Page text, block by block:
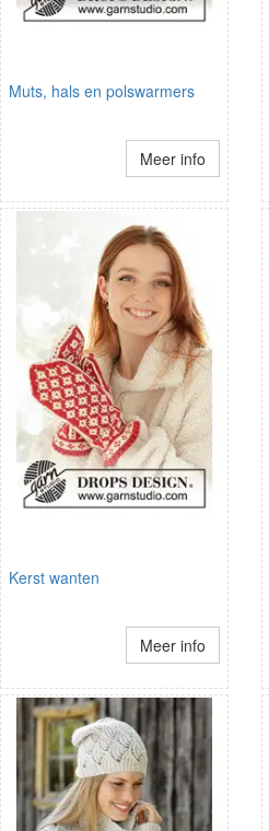
Muts, hals en polswarmers
Meer info
Kerst wanten
Meer info